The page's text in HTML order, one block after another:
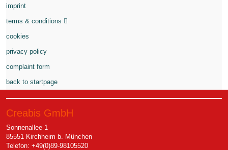
imprint
terms & conditions
cookies
privacy policy
complaint form
back to startpage
Creabis GmbH
Sonnenallee 1
85551 Kirchheim b. München
Telefon: +49(0)89-98105520